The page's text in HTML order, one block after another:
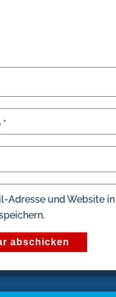
*
Adresse und Website